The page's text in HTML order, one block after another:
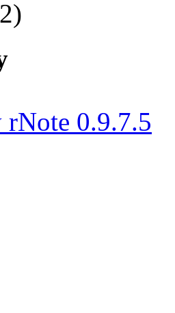
rNote 0.9.7.5